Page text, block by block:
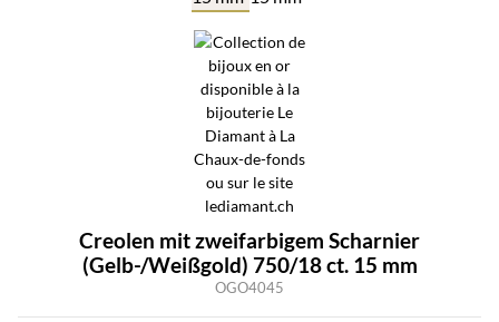
Creolen mit zweifarbigem Scharnier
(Gelb-/Weißgold) 750/18 ct. 15 mm
OGO4045